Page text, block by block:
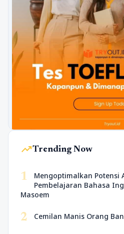
trending_upTrending Now
1
Mengoptimalkan Potensi
Pembelajaran Bahasa
Masoem
2 Cemilan Manis Orang